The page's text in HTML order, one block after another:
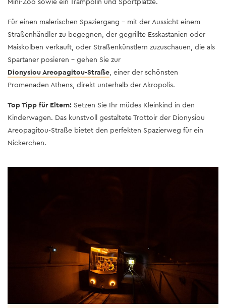
Für einen malerischen Spaziergang – mit der Aussicht einem
Straßenhändler zu begegnen, der gegrillte Esskastanien oder
Maiskolben verkauft, oder Straßenkünstlern zuzuschauen, die als
Spartaner posieren – gehen Sie zur
Dionysiou Areopagitou-Straße, einer der schönsten
Promenaden Athens, direkt unterhalb der Akropolis.
Top Tipp für Eltern: Setzen Sie Ihr müdes Kleinkind in den
Kinderwagen. Das kunstvoll gestaltete Trottoir der Dionysiou
Areopagitou-Straße bietet den perfekten Spazierweg für ein
Nickerchen.